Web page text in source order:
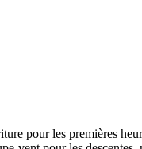
pour les premières